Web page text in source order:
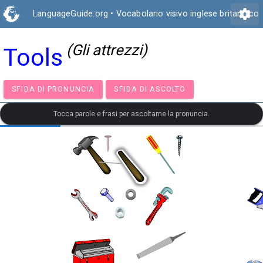
LanguageGuide.org • Vocabolario visivo inglese britannico
settings
Tools (Gli attrezzi)
SFIDA DI PRONUNCIA SFIDA DI ASCOLTO
Tocca parole e frasi per ascoltarne la pronuncia.